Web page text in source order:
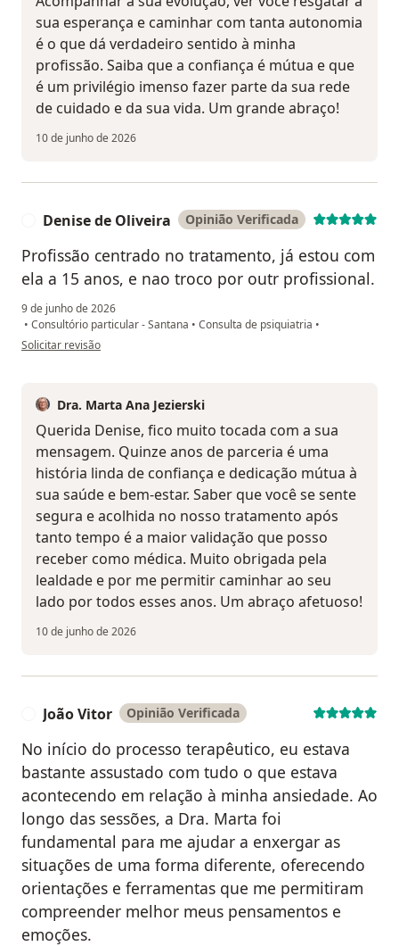
sua esperança e caminhar com tanta autonomia
é o que dá verdadeiro sentido à minha
profissão. Saiba que a confiança é mútua e que
é um privilégio imenso fazer parte da sua rede
de cuidado e da sua vida. Um grande abraço!
10 de junho de 2026
Denise de Oliveira Opinião Verificada
Profissão centrado no tratamento, já estou com
ela a 15 anos, e nao troco por outr profissional.
9 de junho de 2026
• Consultório particular - Santana • Consulta de psiquiatria •
na opinião do utilizador Denise de Oliveira
Solicitar revisão
Dra. Marta Ana Jezierski
Querida Denise, fico muito tocada com a sua
mensagem. Quinze anos de parceria é uma
história linda de confiança e dedicação mútua à
sua saúde e bem-estar. Saber que você se sente
segura e acolhida no nosso tratamento após
tanto tempo é a maior validação que posso
receber como médica. Muito obrigada pela
lealdade e por me permitir caminhar ao seu
lado por todos esses anos. Um abraço afetuoso!
10 de junho de 2026
João Vitor Opinião Verificada
No início do processo terapêutico, eu estava
bastante assustado com tudo o que estava
acontecendo em relação à minha ansiedade. Ao
longo das sessões, a Dra. Marta foi
fundamental para me ajudar a enxergar as
situações de uma forma diferente, oferecendo
orientações e ferramentas que me permitiram
compreender melhor meus pensamentos e
emoções.